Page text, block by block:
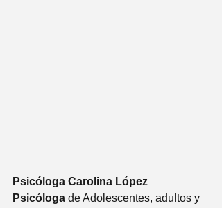
Psicóloga Carolina López
Psicóloga de Adolescentes, adultos y